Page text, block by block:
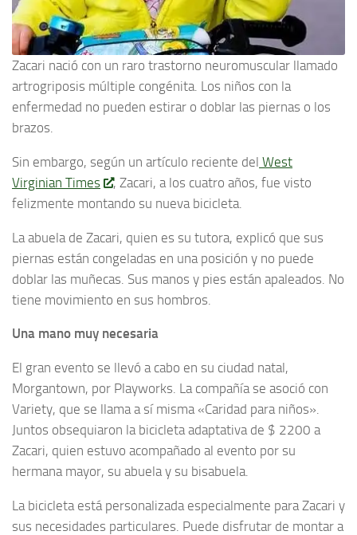
Zacari nació con un raro trastorno neuromuscular llamado
artrogriposis múltiple congénita. Los niños con la
enfermedad no pueden estirar o doblar las piernas o los
brazos.
Sin embargo, según un artículo reciente del West
Virginian Times
, Zacari, a los cuatro años, fue visto
felizmente montando su nueva bicicleta.
La abuela de Zacari, quien es su tutora, explicó que sus
piernas están congeladas en una posición y no puede
doblar las muñecas. Sus manos y pies están apaleados. No
tiene movimiento en sus hombros.
Una mano muy necesaria
El gran evento se llevó a cabo en su ciudad natal,
Morgantown, por Playworks. La compañía se asoció con
Variety, que se llama a sí misma «Caridad para niños».
Juntos obsequiaron la bicicleta adaptativa de $ 2200 a
Zacari, quien estuvo acompañado al evento por su
hermana mayor, su abuela y su bisabuela.
La bicicleta está personalizada especialmente para Zacari y
sus necesidades particulares. Puede disfrutar de montar a